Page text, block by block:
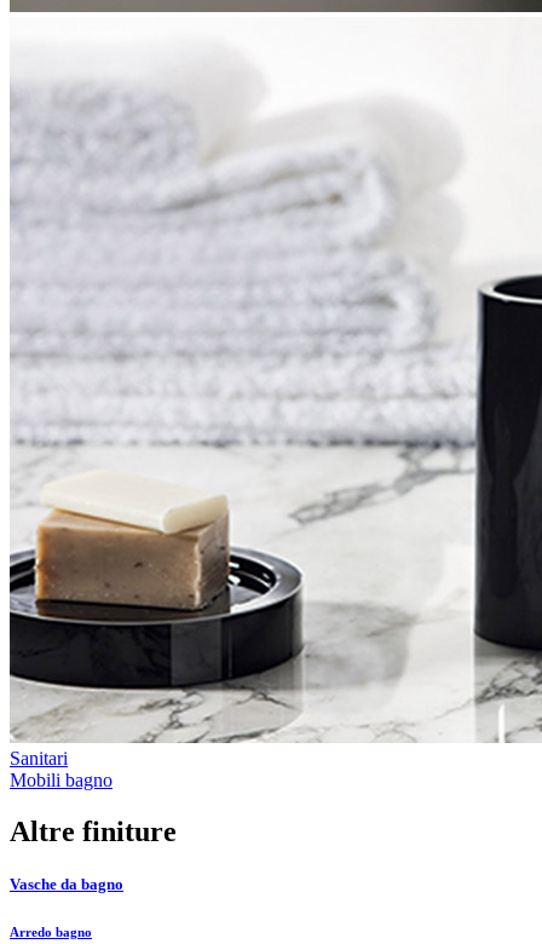
Sanitari
Mobili bagno
Altre finiture
Vasche da bagno
Arredo bagno